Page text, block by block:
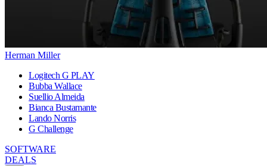
Herman Miller
Logitech G PLAY
Bubba Wallace
Suellio Almeida
Bianca Bustamante
Lando Norris
G Challenge
SOFTWARE
DEALS